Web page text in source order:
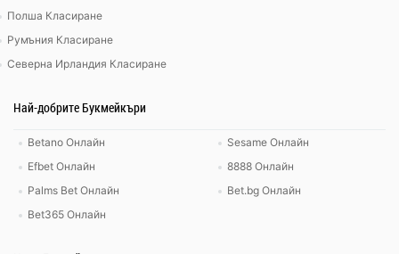
Полша Класиране
Румъния Класиране
Северна Ирландия Класиране
Най-добрите Букмейкъри
Betano Онлайн
Efbet Онлайн
Palms Bet Онлайн
Bet365 Онлайн
Sesame Онлайн
8888 Онлайн
Bet.bg Онлайн